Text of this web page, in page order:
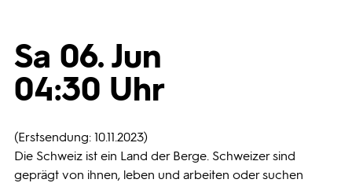
Sa 06. Jun
04:30 Uhr
(Erstsendung: 10.11.2023)
Die Schweiz ist ein Land der Berge. Schweizer sind
geprägt von ihnen, leben und arbeiten oder suchen